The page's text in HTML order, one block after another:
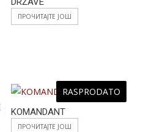
ПРОЧИТАЈТЕ ЈОШ
RASPRODATO
KOMANDANT
ПРОЧИТАЈТЕ ЈОШ